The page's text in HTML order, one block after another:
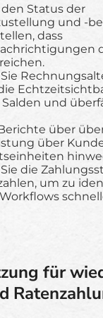
Status der
und -
dass
und
über
über
die
um zu
für